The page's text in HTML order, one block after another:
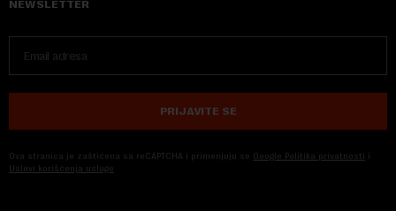
NEWSLETTER
PRIJAVITE SE
Ova stranica je zaštićena sa reCAPTCHA i primenjuju se Google Politika privatnosti i
Uslovi korišćenja usluge